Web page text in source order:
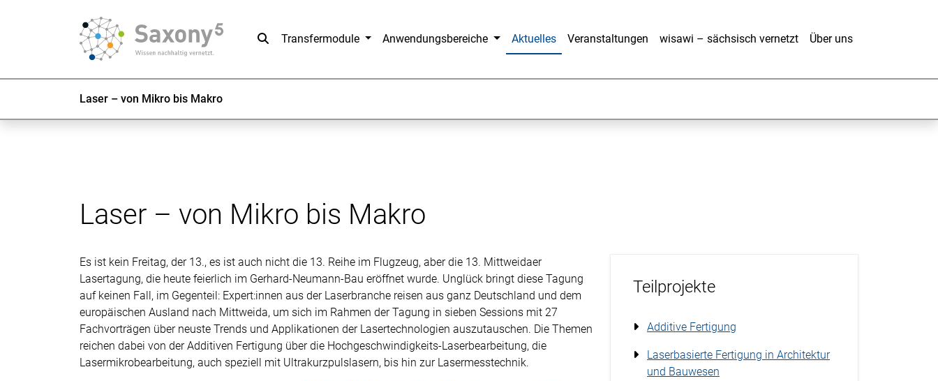
SucheTransfermodule Anwendungsbereiche Aktuelles Veranstaltungen wisawi – sächsisch vernetzt Über uns
Laser – von Mikro bis Makro
Laser – von Mikro bis Makro
Es ist kein Freitag, der 13., es ist auch nicht die 13. Reihe im Flugzeug, aber die 13. Mittweidaer
Lasertagung, die heute feierlich im Gerhard-Neumann-Bau eröffnet wurde. Unglück bringt diese Tagung
auf keinen Fall, im Gegenteil: Expert:innen aus der Laserbranche reisen aus ganz Deutschland und dem
europäischen Ausland nach Mittweida, um sich im Rahmen der Tagung in sieben Sessions mit 27
Fachvorträgen über neuste Trends und Applikationen der Lasertechnologien auszutauschen. Die Themen
reichen dabei von der Additiven Fertigung über die Hochgeschwindigkeits-Laserbearbeitung, die
Lasermikrobearbeitung, auch speziell mit Ultrakurzpulslasern, bis hin zur Lasermesstechnik.
Teilprojekte
Additive Fertigung
Laserbasierte Fertigung in Architektur
und Bauwesen